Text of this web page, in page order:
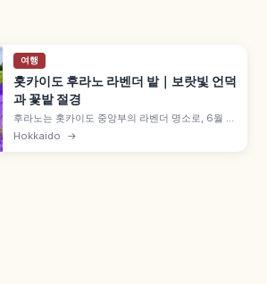
여행
홋카이도 후라노 라벤더 밭｜보랏빛 언덕
과 꽃밭 절경
후라노는 홋카이도 중앙부의 라벤더 명소로, 6월 하
순~8월 상순 절정(7월 중순~하순 가장 진함) 등을
Hokkaido →